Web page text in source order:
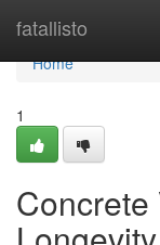
fatallisto
Home
Home
1
Concrete